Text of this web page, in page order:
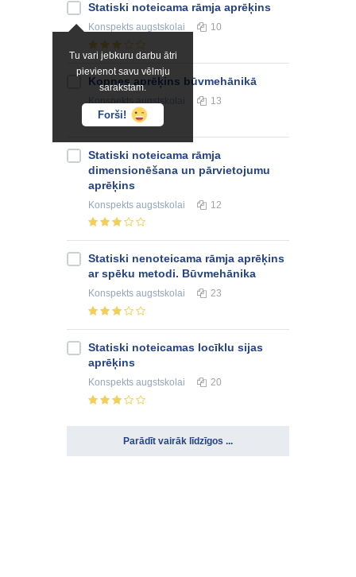
Tu vari jebkuru darbu ātri
pievienot savu vēlmju
sarakstam.
Forši!
Statiski noteicama rāmja aprēķins
Konspekts augstskolai 10
Kopnes aprēķins būvmehānikā
Konspektsaugstskolai 13
Statiski noteicama rāmja
dimensionēšana un pārvietojumu
aprēķins
Konspekts augstskolai 12
Statiski nenoteicama rāmja aprēķins
ar spēku metodi. Būvmehānika
Konspekts augstskolai 23
Statiski noteicamas locīklu sijas
aprēķins
Konspekts augstskolai 20
Parādīt vairāk līdzīgos ...